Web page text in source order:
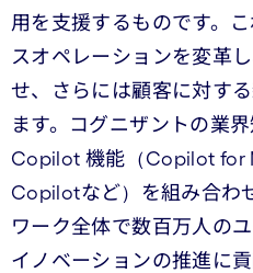
用を支援するものです。
スオペレーションを変革
せ、さらには顧客に対す
ます。コグニザントの業
Copilot 機能（Copilot for
Copilotなど）を組み合わ
ワーク全体で数百万人の
イノベーションの推進に貢